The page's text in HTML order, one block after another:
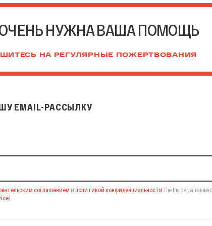
НУЖНА ВАША ПОМОЩЬ
НА РЕГУЛЯРНЫЕ ПОЖЕРТВОВАНИЯ
EMAIL-РАССЫЛКУ
соглашением и политикой конфиденциальности The Insider, а также
).